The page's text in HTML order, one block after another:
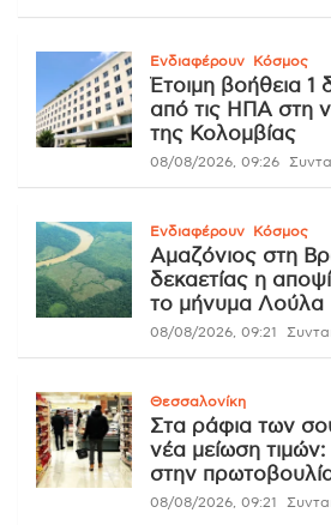
Ενδιαφέρουν Κόσμος
Έτοιμη βοήθεια 1
από τις ΗΠΑ στη
της Κολομβίας
08/08/2026, 09:26
Ενδιαφέρουν Κόσμος
Αμαζόνιος στη
δεκαετίας η
το μήνυμα Λούλα
08/08/2026, 09:21
Θεσσαλονίκη
Στα ράφια των
νέα μείωση
στην
08/08/2026, 09:21